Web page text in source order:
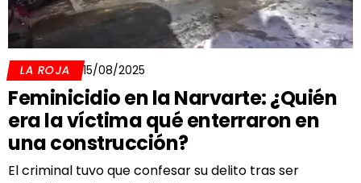
LA ROJA 15/08/2025
Feminicidio en la Narvarte: ¿Quién
era la víctima qué enterraron en
una construcción?
El criminal tuvo que confesar su delito tras ser